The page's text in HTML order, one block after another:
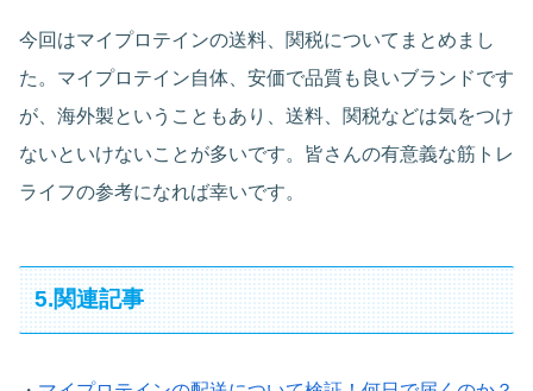
今回はマイプロテインの送料、関税についてまとめまし
た。マイプロテイン自体、安価で品質も良いブランドです
が、海外製ということもあり、送料、関税などは気をつけ
ないといけないことが多いです。皆さんの有意義な筋トレ
ライフの参考になれば幸いです。
5.関連記事